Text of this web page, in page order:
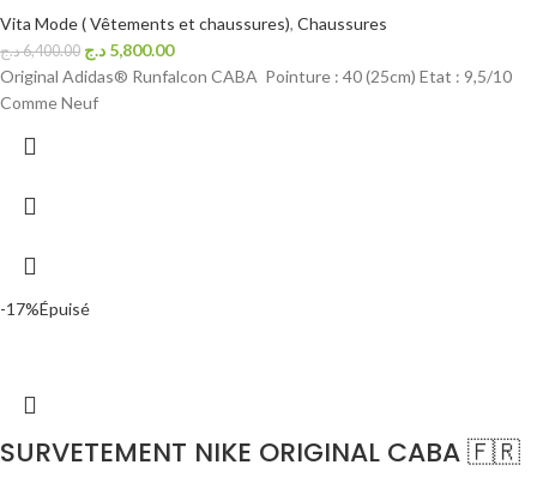
Vita Mode ( Vêtements et chaussures), Chaussures
6,400.00د.ج 5,800.00 د.ج
Original Adidas® Runfalcon CABA Pointure : 40 (25cm) Etat : 9,5/10
Comme Neuf
-17%Épuisé
SURVETEMENT NIKE ORIGINAL CABA 🇫🇷